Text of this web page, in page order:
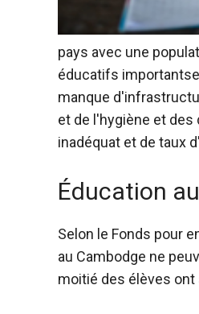
pays avec une
éducatifs importants
manque
et de l'hygiène et
inadéquat et de taux
Éducation
Selon le Fonds pour
au Cambodge ne
moitié des élèves ont